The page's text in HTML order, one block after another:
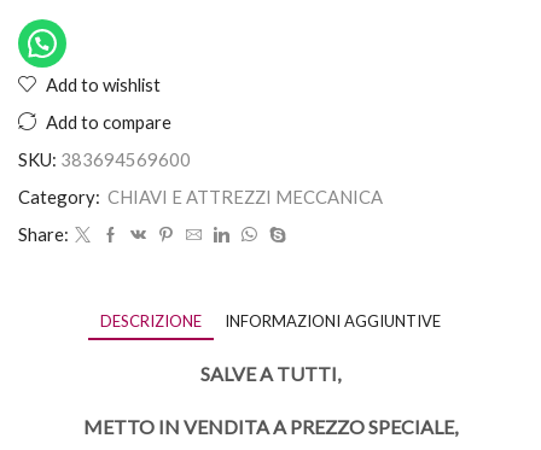
Add to wishlist
Add to compare
SKU: 383694569600
Category: CHIAVI E ATTREZZI MECCANICA
Share:
DESCRIZIONE INFORMAZIONI AGGIUNTIVE
SALVE A TUTTI,
METTO IN VENDITA A PREZZO SPECIALE,